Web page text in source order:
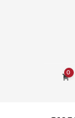
0